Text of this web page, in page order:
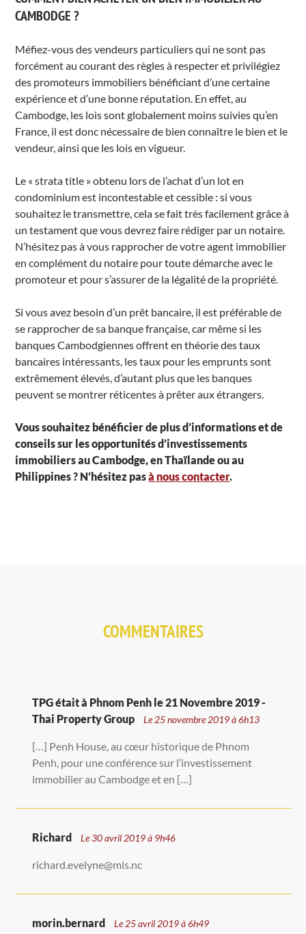
CAMBODGE ?
Méfiez-vous des vendeurs particuliers qui ne sont pas
forcément au courant des règles à respecter et privilégiez
des promoteurs immobiliers bénéficiant d’une certaine
expérience et d’une bonne réputation. En effet, au
Cambodge, les lois sont globalement moins suivies qu’en
France, il est donc nécessaire de bien connaître le bien et le
vendeur, ainsi que les lois en vigueur.
Le « strata title » obtenu lors de l’achat d’un lot en
condominium est incontestable et cessible : si vous
souhaitez le transmettre, cela se fait très facilement grâce à
un testament que vous devrez faire rédiger par un notaire.
N’hésitez pas à vous rapprocher de votre agent immobilier
en complément du notaire pour toute démarche avec le
promoteur et pour s’assurer de la légalité de la propriété.
Si vous avez besoin d’un prêt bancaire, il est préférable de
se rapprocher de sa banque française, car même si les
banques Cambodgiennes offrent en théorie des taux
bancaires intéressants, les taux pour les emprunts sont
extrêmement élevés, d’autant plus que les banques
peuvent se montrer réticentes à prêter aux étrangers.
Vous souhaitez bénéficier de plus d’informations et de
conseils sur les opportunités d’investissements
immobiliers au Cambodge, en Thaïlande ou au
Philippines ? N’hésitez pasà nous contacter.
COMMENTAIRES
TPG était à Phnom Penh le 21 Novembre 2019 -
Thai Property Group
Le 25 novembre 2019 à 6h13
[…] Penh House, au cœur historique de Phnom
Penh, pour une conférence sur l’investissement
immobilier au Cambodge et en […]
Richard Le 30 avril 2019 à 9h46
richard.evelyne@mls.nc
morin.bernard Le 25 avril 2019 à 6h49